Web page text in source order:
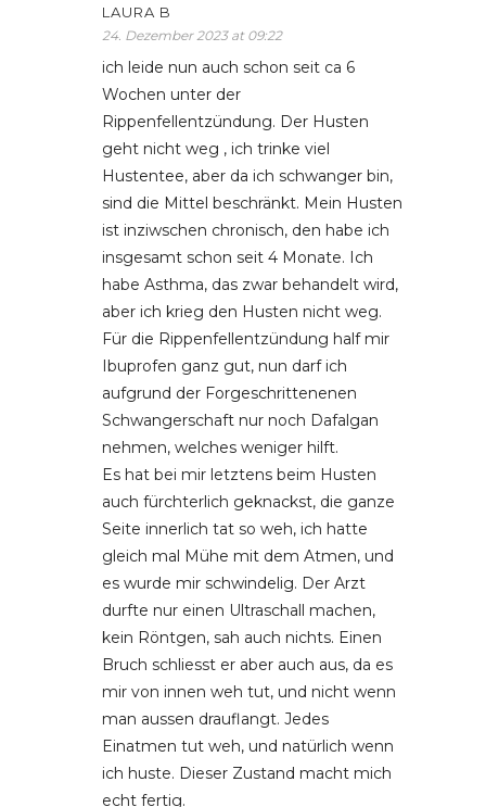
LAURA B
24. Dezember 2023 at 09:22
ich leide nun auch schon seit ca 6
Wochen unter der
Rippenfellentzündung. Der Husten
geht nicht weg , ich trinke viel
Hustentee, aber da ich schwanger bin,
sind die Mittel beschränkt. Mein Husten
ist inziwschen chronisch, den habe ich
insgesamt schon seit 4 Monate. Ich
habe Asthma, das zwar behandelt wird,
aber ich krieg den Husten nicht weg.
Für die Rippenfellentzündung half mir
Ibuprofen ganz gut, nun darf ich
aufgrund der Forgeschrittenenen
Schwangerschaft nur noch Dafalgan
nehmen, welches weniger hilft.
Es hat bei mir letztens beim Husten
auch fürchterlich geknackst, die ganze
Seite innerlich tat so weh, ich hatte
gleich mal Mühe mit dem Atmen, und
es wurde mir schwindelig. Der Arzt
durfte nur einen Ultraschall machen,
kein Röntgen, sah auch nichts. Einen
Bruch schliesst er aber auch aus, da es
mir von innen weh tut, und nicht wenn
man aussen drauflangt. Jedes
Einatmen tut weh, und natürlich wenn
ich huste. Dieser Zustand macht mich
echt fertig.